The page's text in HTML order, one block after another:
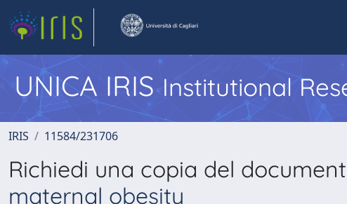
UNICA IRISInstitutional
IRIS 11584/231706
Richiedi una copia del
maternal obesity